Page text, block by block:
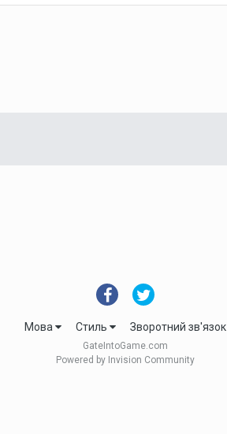
Мова Стиль Зворотний зв'язок
GateIntoGame.com
Powered by Invision Community